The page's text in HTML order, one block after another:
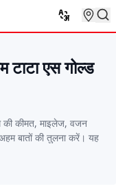
टाटा एस गोल्ड
की कीमत, माइलेज, वजन
बातों की तुलना करें। यह
जो आपके बजट, रूट और